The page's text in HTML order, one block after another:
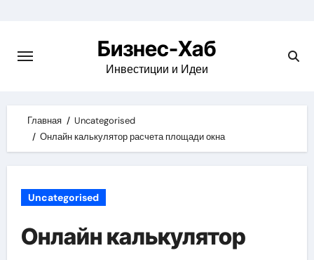
content
Бизнес-Хаб
Инвестиции и Идеи
Главная
Uncategorised
Онлайн калькулятор расчета площади окна
Uncategorised
Онлайн калькулятор